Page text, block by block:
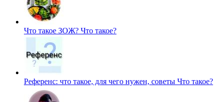
Что такое ЗОЖ? Что такое?
Референс: что такое, для чего нужен, советы Что такое?